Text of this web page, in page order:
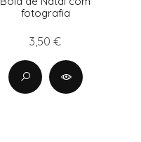
fotografia
3,50 €